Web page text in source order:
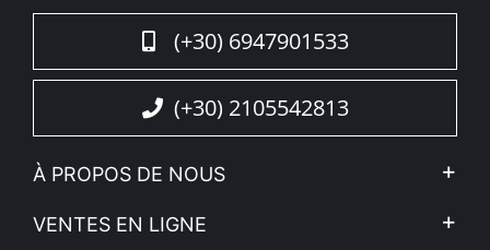
(+30) 6947901533
(+30) 2105542813
À PROPOS DE NOUS
L'entreprise
VENTES EN LIGNE